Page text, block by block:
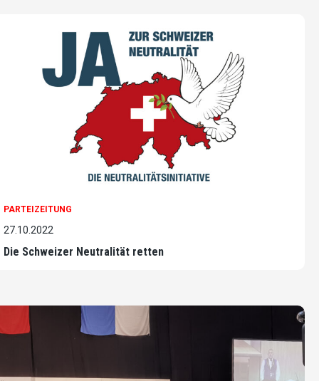
PARTEIZEITUNG
27.10.2022
Die Schweizer Neutralität retten